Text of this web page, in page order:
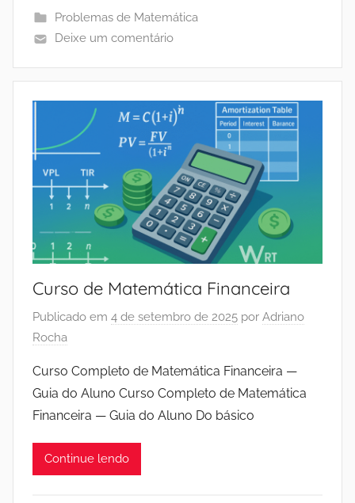
Problemas de Matemática
Deixe um comentário
Curso de Matemática Financeira
Publicado em 4 de setembro de 2025 por Adriano
Rocha
Curso Completo de Matemática Financeira —
Guia do Aluno Curso Completo de Matemática
Financeira — Guia do Aluno Do básico
Continue lendo